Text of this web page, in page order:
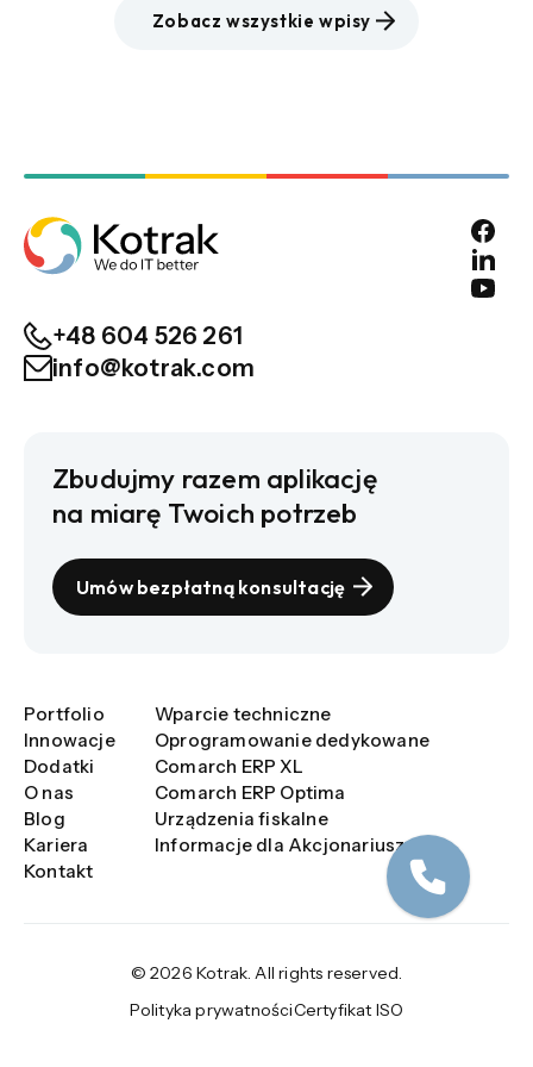
Zobacz wszystkie wpisy
+48 604 526 261
info@kotrak.com
Portfolio
Innowacje
Dodatki
O nas
Blog
Kariera
Kontakt
Wparcie techniczne
Oprogramowanie dedykowane
Comarch ERP XL
Comarch ERP Optima
Urządzenia fiskalne
Informacje dla Akcjonariuszy
Zbudujmy razem aplikację
na miarę Twoich potrzeb
Umów bezpłatną konsultację
© 2026 Kotrak. All rights reserved.
Polityka prywatnościCertyfikat ISO